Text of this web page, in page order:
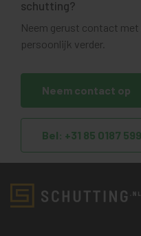
schutting?
Neem gerust contact met
persoonlijk verder.
Neem contact op
Bel: +31 85 0187 599